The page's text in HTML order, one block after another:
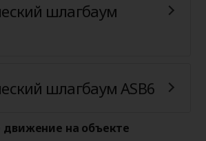
шлагбаум
шлагбаум ASB6
движение на объекте